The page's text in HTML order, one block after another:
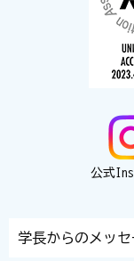
公式
学長からのメッセ